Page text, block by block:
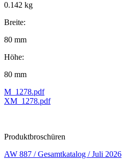
0.142 kg
Breite:
80 mm
Höhe:
80 mm
M_1278.pdf
XM_1278.pdf
Produktbroschüren
AW 887 / Gesamtkatalog / Juli 2026